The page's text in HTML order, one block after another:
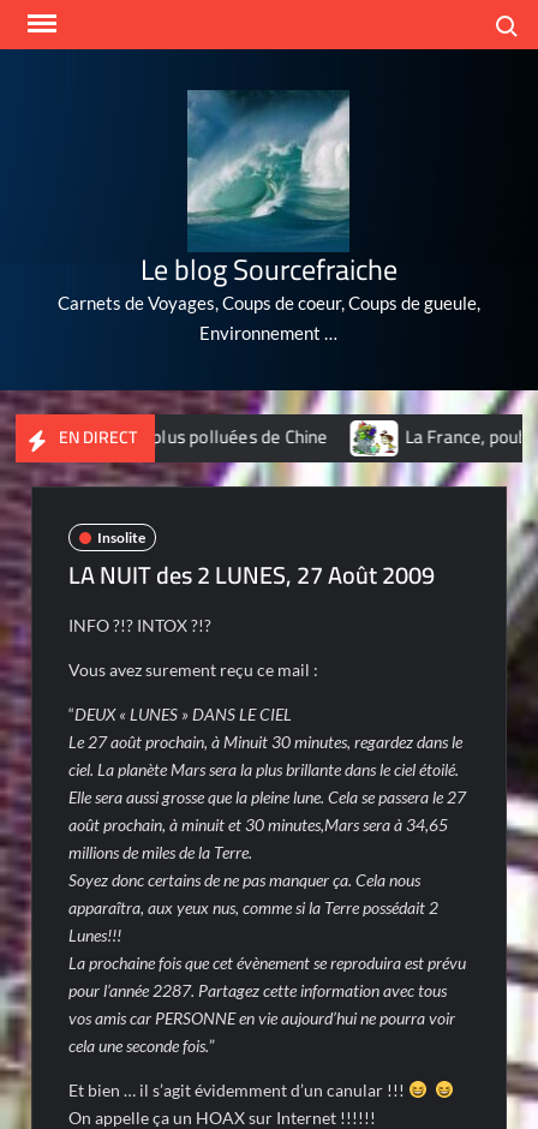
Skip
Le blog Sourcefraiche
Carnets de Voyages, Coups de coeur, Coups de gueule,
Environnement …
EN DIRECT
10 villes les plus polluées de Chine La France, poubelle
Insolite
LA NUIT des 2 LUNES, 27 Août 2009
INFO ?!? INTOX ?!?
Vous avez surement reçu ce mail :
“DEUX « LUNES » DANS LE CIEL
Le 27 août prochain, à Minuit 30 minutes, regardez dans le
ciel. La planète Mars sera la plus brillante dans le ciel étoilé.
Elle sera aussi grosse que la pleine lune. Cela se passera le 27
août prochain, à minuit et 30 minutes,Mars sera à 34,65
millions de miles de la Terre.
Soyez donc certains de ne pas manquer ça. Cela nous
apparaîtra, aux yeux nus, comme si la Terre possédait 2
Lunes!!!
La prochaine fois que cet évènement se reproduira est prévu
pour l’année 2287. Partagez cette information avec tous
vos amis car PERSONNE en vie aujourd’hui ne pourra voir
cela une seconde fois.”
Et bien … il s’agit évidemment d’un canular !!!
On appelle ça un HOAX sur Internet !!!!!!